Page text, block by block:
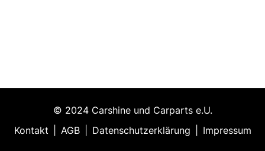
© 2024 Carshine und Carparts e.U.
Kontakt
AGB Datenschutzerklärung Impressum